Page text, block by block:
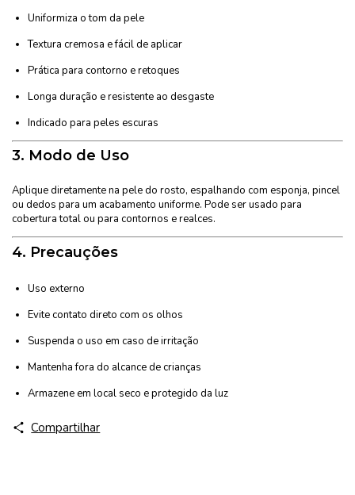
Uniformiza o tom da pele
Textura cremosa e fácil de aplicar
Prática para contorno e retoques
Longa duração e resistente ao desgaste
Indicado para peles escuras
3. Modo de Uso
Aplique diretamente na pele do rosto, espalhando com esponja, pincel
ou dedos para um acabamento uniforme. Pode ser usado para
cobertura total ou para contornos e realces.
4. Precauções
Uso externo
Evite contato direto com os olhos
Suspenda o uso em caso de irritação
Mantenha fora do alcance de crianças
Armazene em local seco e protegido da luz
Compartilhar